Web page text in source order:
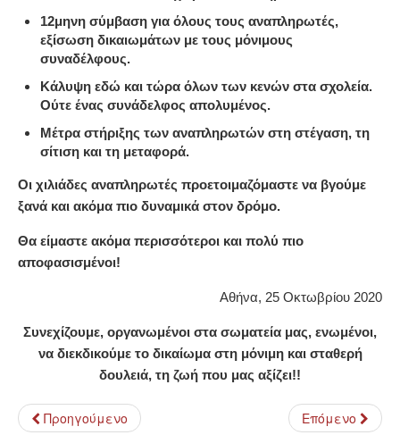
12μηνη σύμβαση για όλους τους αναπληρωτές,
εξίσωση δικαιωμάτων με τους μόνιμους
συναδέλφους.
Κάλυψη εδώ και τώρα όλων των κενών στα σχολεία.
Ούτε ένας συνάδελφος απολυμένος.
Μέτρα στήριξης των αναπληρωτών στη στέγαση, τη
σίτιση και τη μεταφορά.
Οι χιλιάδες αναπληρωτές προετοιμαζόμαστε να βγούμε
ξανά και ακόμα πιο δυναμικά στον δρόμο.
Θα είμαστε ακόμα περισσότεροι και πολύ πιο
αποφασισμένοι!
Αθήνα, 25 Οκτωβρίου 2020
Συνεχίζουμε, οργανωμένοι στα σωματεία μας, ενωμένοι,
να διεκδικούμε το δικαίωμα στη μόνιμη και σταθερή
δουλειά, τη ζωή που μας αξίζει!!
Προηγούμενο Επόμενο